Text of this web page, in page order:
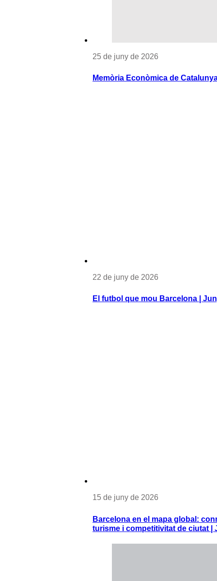
25 de juny de 2026
Memòria Econòmica de
22 de juny de 2026
El futbol que mou Barcelona |
15 de juny de 2026
Barcelona en el mapa global:
turisme i competitivitat de ciutat |